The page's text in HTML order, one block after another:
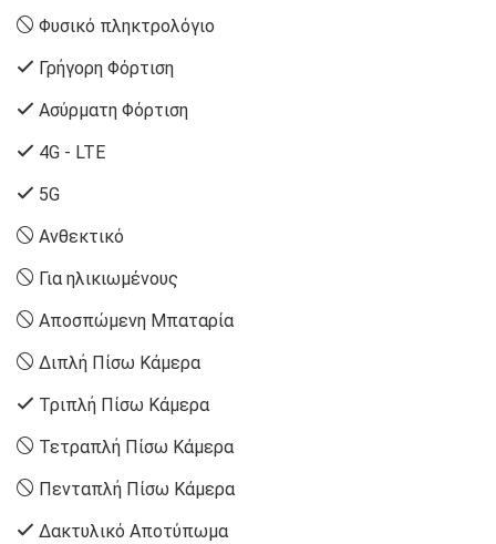
Φυσικό πληκτρολόγιο
Γρήγορη Φόρτιση
Ασύρματη Φόρτιση
4G - LTE
5G
Ανθεκτικό
Για ηλικιωμένους
Αποσπώμενη Μπαταρία
Διπλή Πίσω Κάμερα
Τριπλή Πίσω Κάμερα
Τετραπλή Πίσω Κάμερα
Πενταπλή Πίσω Κάμερα
Δακτυλικό Αποτύπωμα